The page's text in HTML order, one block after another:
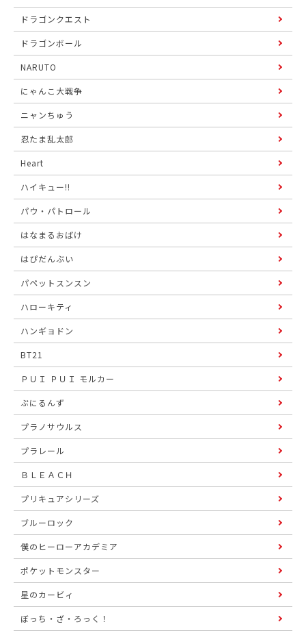
ドラゴンクエスト
ドラゴンボール
NARUTO
にゃんこ大戦争
ニャンちゅう
忍たま乱太郎
Heart
ハイキュー!!
パウ・パトロール
はなまるおばけ
はぴだんぶい
パペットスンスン
ハローキティ
ハンギョドン
BT21
ＰＵＩ ＰＵＩ モルカー
ぷにるんず
プラノサウルス
プラレール
ＢＬＥＡＣＨ
プリキュアシリーズ
ブルーロック
僕のヒーローアカデミア
ポケットモンスター
星のカービィ
ぼっち・ざ・ろっく！